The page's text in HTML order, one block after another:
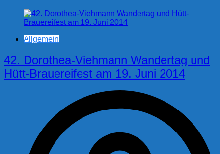
Allgemein
42. Dorothea-Viehmann Wandertag und
Hütt-Brauereifest am 19. Juni 2014